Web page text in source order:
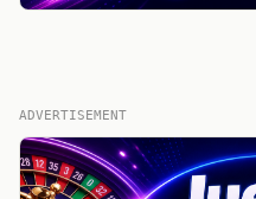
ADVERTISEMENT